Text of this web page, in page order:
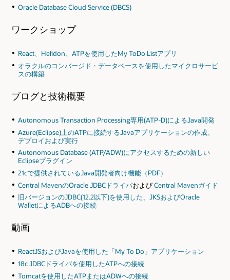
Oracle Database Cloud Service (DBCS)
ワークショップ
React、Helidon、ATPを使用したMy ToDo Listアプリ
オラクルのコンバージド・データベースを使用したマイクロサービ
スの構築
ブログと技術概要
Autonomous Transaction Processing専用(ATP-D)によるJava開発
Azure(Eclipse)上のATPに接続するJavaアプリケーションの作成、
デプロイおよび実行
Autonomous Database (ATP/ADW)にアクセスするための新しい
Eclipseプラグイン
21cで提供されているJava開発者向け機能（PDF）
Central MavenのOracle JDBCドライバおよびCentral Mavenガイド
旧バージョンのJDBC(12.2以下)を使用した、JKSおよびOracle
WalletによるADBへの接続
動画
ReactJSおよびJavaを使用した「My To Do」アプリケーション
18c JDBCドライバを使用したATPへの接続
Tomcatを使用したATPまたはADWへの接続